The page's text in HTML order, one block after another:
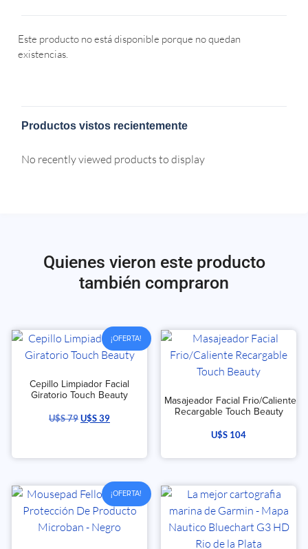
Este producto no está disponible porque no quedan
existencias.
Productos vistos recientemente
No recently viewed products to display
Quienes vieron este producto
también compraron
¡OFERTA!
Cepillo Limpiador Facial
Giratorio Touch Beauty
U$S79U$S39
Masajeador Facial Frio/Caliente
Recargable Touch Beauty
U$S 104
¡OFERTA!